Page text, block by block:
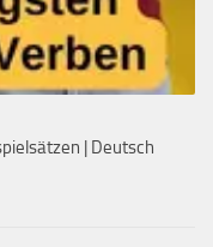
| Deutsch